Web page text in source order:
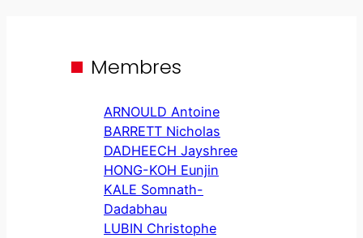
Membres
ARNOULD Antoine
BARRETT Nicholas
DADHEECH Jayshree
HONG-KOH Eunjin
KALE Somnath-
Dadabhau
LUBIN Christophe